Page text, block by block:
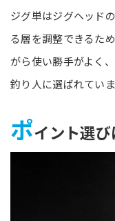
ジグ単はジグヘッド
る層を調整できるた
がら使い勝手がよく、
釣り人に選ばれていま
ポイント選